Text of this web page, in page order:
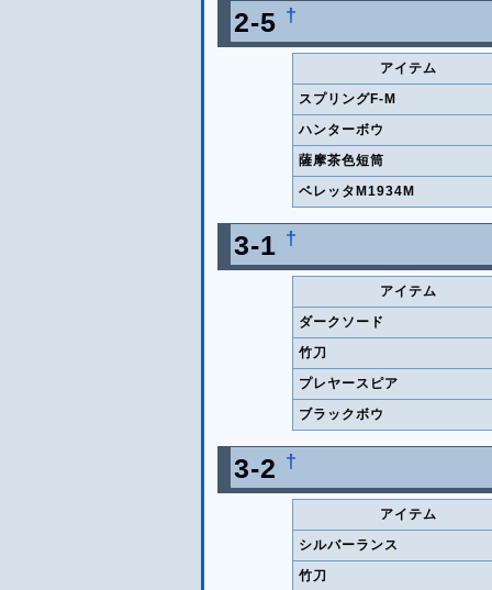
2-5 †
アイテム
スプリングF-M
ハンターボウ
薩摩茶色短筒
ベレッタM1934M
3-1 †
アイテム
ダークソード
竹刀
プレヤースピア
ブラックボウ
3-2 †
アイテム
シルバーランス
竹刀